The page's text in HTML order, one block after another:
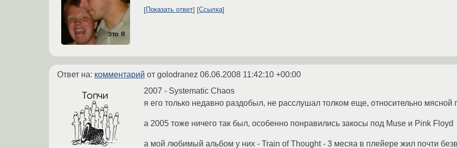
Показать ответ Ссылка
Ответ на: комментарий от golodranez 06.06.2008 11:42:10 +00:00
2007 - Systematic Chaos
я его только недавно раздобыл, не расслушал толком еще, относительно мясной
а 2005 тоже ничего так был, особенно понравились закосы под Muse и Pink Floyd
а мой любимый альбом у них - Train of Thought - 3 месяа в плейере жил почти